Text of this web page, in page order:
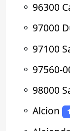
⚬ 96300
⚬ 97000
⚬ 97100
⚬ 97560-
⚬ 98000
⚬ Alcion 1